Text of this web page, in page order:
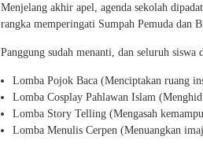
Menjelang akhir apel, agenda sekolah
rangka memperingati Sumpah Pemuda dan
Panggung sudah menanti, dan seluruh
Lomba Pojok Baca (Menciptakan ruang
Lomba Cosplay Pahlawan Islam
Lomba Story Telling (Mengasah
Lomba Menulis Cerpen (Menuangkan